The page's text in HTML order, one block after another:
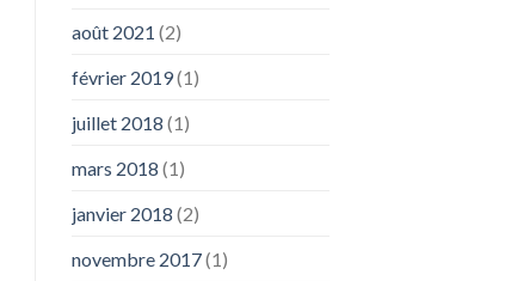
août 2021 (2)
février 2019(1)
juillet 2018 (1)
mars 2018 (1)
janvier 2018 (2)
novembre 2017(1)